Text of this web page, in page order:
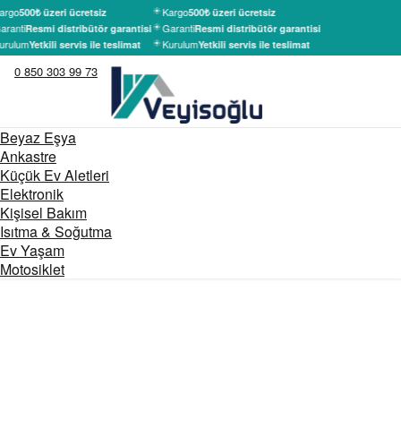
500₺ üzeri ücretsiz
Resmi distribütör garantisi
Yetkili servis ile teslimat
Kargo500₺ üzeri ücretsiz
GarantiResmi distribütör garantisi
KurulumYetkili servis ile teslimat
0 850 303 99 73
Beyaz Eşya
Ankastre
Küçük Ev Aletleri
Elektronik
Kişisel Bakım
Isıtma & Soğutma
Ev Yaşam
Motosiklet